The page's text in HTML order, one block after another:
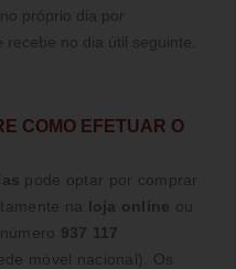
próprio dia por
no dia útil seguinte.
COMO EFETUAR O
pode optar por comprar
na loja online ou
937 117
móvel nacional)
. Os